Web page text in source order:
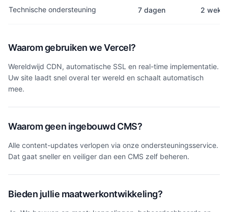
Technische ondersteuning 7 dagen 2
Waarom gebruiken we Vercel?
Wereldwijd CDN, automatische SSL en real-time implementatie.
Uw site laadt snel overal ter wereld en schaalt automatisch
mee.
Waarom geen ingebouwd CMS?
Alle content-updates verlopen via onze ondersteuningsservice.
Dat gaat sneller en veiliger dan een CMS zelf beheren.
Bieden jullie maatwerkontwikkeling?